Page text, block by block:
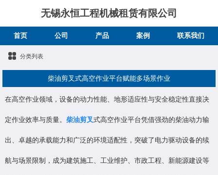
无锡永恒工程机械租赁有限公司
首页 公司 产品 案例 联系我们
分类列表
柴油剪叉式高空作业平台赋能多场景作业
在高空作业领域，设备的动力性能、地形适应性与安全稳定性直接决
定作业效率与质量。 柴油剪叉式高空作业平台凭借强劲的柴油动力输
出、卓越的承载能力和广泛的环境适配性，突破了电力驱动设备的续
航与场景限制，成为建筑施工、工业维护、市政工程、新能源建设等